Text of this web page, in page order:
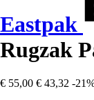
Eastpak
Rugzak
€ 55,00 € 43,32 -